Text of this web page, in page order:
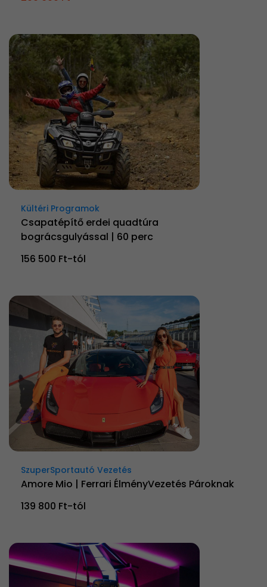
Kültéri Programok
Csapatépítő erdei quadtúra
bográcsgulyással | 60 perc
156 500 Ft-tól
SzuperSportautó Vezetés
Amore Mio | Ferrari ÉlményVezetés Pároknak
139 800 Ft-tól